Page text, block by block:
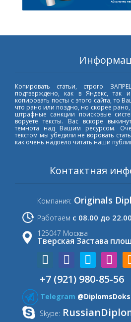
Копировать статьи, строго
подтверждено, как в Яндекс, так
копировать посты с этого сайта, то
что рано или поздно, но скорее
штрафные санкции поисковые
воруете тексты. Вас вскоре
темнота над Вашим ресурсом.
текстом мы убедили не воровать
как очень надоело читать наши
Контактная
Компания: Originals
Работаем с 08.00 до 22.00
125047 Москва
Тверская Застава
+7 (921) 980-85-56
Telegram @DiplomsDoks
Skype: